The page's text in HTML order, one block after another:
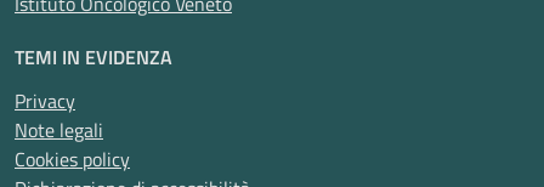
TEMI IN EVIDENZA
Privacy
Note legali
Cookies policy